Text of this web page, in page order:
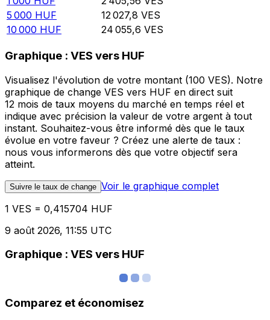
5 000 HUF 12 027,8 VES
10 000 HUF 24 055,6 VES
Graphique : VES vers HUF
Visualisez l'évolution de votre montant (100 VES). Notre
graphique de change VES vers HUF en direct suit
12 mois de taux moyens du marché en temps réel et
indique avec précision la valeur de votre argent à tout
instant. Souhaitez-vous être informé dès que le taux
évolue en votre faveur ? Créez une alerte de taux :
nous vous informerons dès que votre objectif sera
atteint.
Suivre le taux de change Voir le graphique complet
1 VES = 0,415704 HUF
9 août 2026, 11:55 UTC
Graphique : VES vers HUF
Comparez et économisez